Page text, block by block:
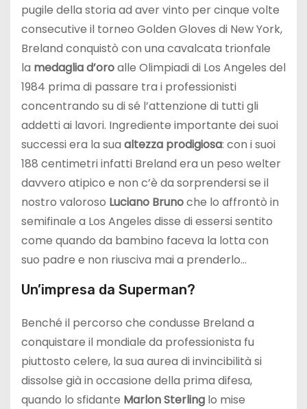
pugile della storia ad aver vinto per cinque volte
consecutive il torneo Golden Gloves di New York,
Breland conquistò con una cavalcata trionfale
la medaglia d’oroalle Olimpiadi di Los Angeles del
1984 prima di passare tra i professionisti
concentrando su di sé l’attenzione di tutti gli
addetti ai lavori. Ingrediente importante dei suoi
successi era la sua altezza prodigiosa: con i suoi
188 centimetri infatti Breland era un peso welter
davvero atipico e non c’è da sorprendersi se il
nostro valoroso Luciano Brunoche lo affrontò in
semifinale a Los Angeles disse di essersi sentito
come quando da bambino faceva la lotta con
suo padre e non riusciva mai a prenderlo…
Un’impresa da Superman?
Benché il percorso che condusse Breland a
conquistare il mondiale da professionista fu
piuttosto celere, la sua aurea di invincibilità si
dissolse già in occasione della prima difesa,
quando lo sfidante Marlon Sterling lo mise